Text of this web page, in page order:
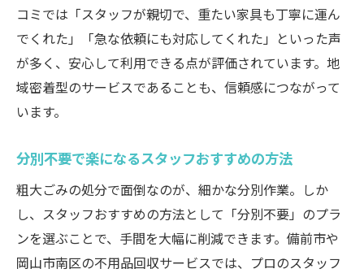
コミでは「スタッフが親切で、重たい家具も丁寧に運ん
でくれた」「急な依頼にも対応してくれた」といった声
が多く、安心して利用できる点が評価されています。地
域密着型のサービスであることも、信頼感につながって
います。
分別不要で楽になるスタッフおすすめの方法
粗大ごみの処分で面倒なのが、細かな分別作業。しか
し、スタッフおすすめの方法として「分別不要」のプラ
ンを選ぶことで、手間を大幅に削減できます。備前市や
岡山市南区の不用品回収サービスでは、プロのスタッフ